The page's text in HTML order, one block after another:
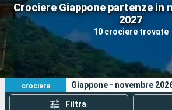
Crociere Giappone partenze in
2027
10 crociere trovate
Le nostre destinazioni
Mesi di partenza
Porti
Ricerca
10
crociere
I tuoi criteri di ricerca:
Giappone - novembre
Filtra